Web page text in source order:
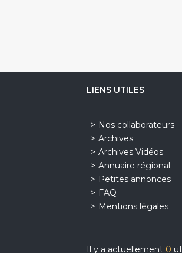
LIENS UTILES
Nos collaborateurs
Archives
Archives Vidéos
Annuaire régional
Petites annonces
FAQ
Mentions légales
Il y a actuellement 0